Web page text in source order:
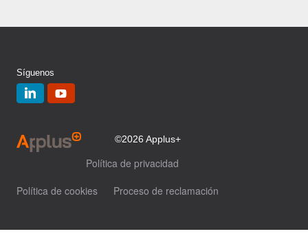
Síguenos
©2026 Applus+
Política de privacidad
Política de cookies
Proceso de reclamación